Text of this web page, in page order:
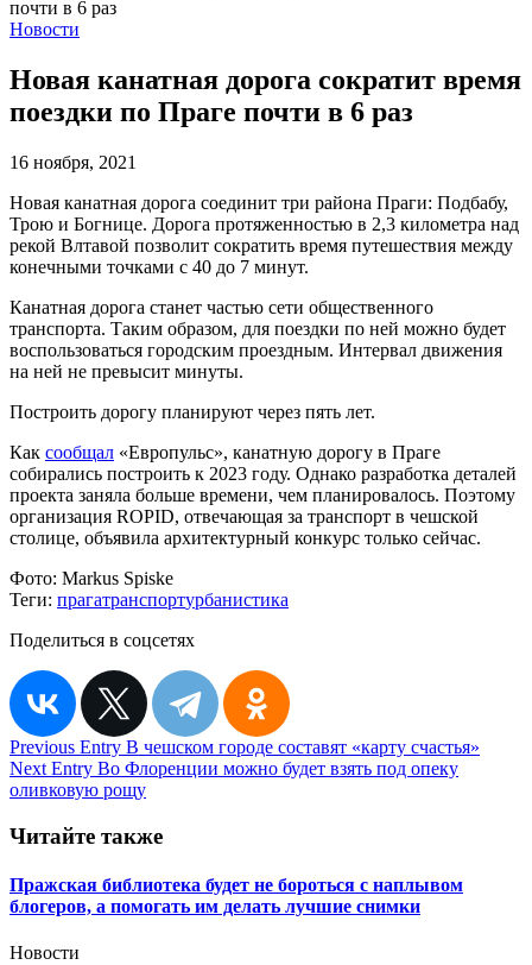
Новости
Новая канатная дорога сократит время
поездки по Праге почти в 6 раз
16 ноября, 2021
Новая канатная дорога соединит три района Праги: Подбабу,
Трою и Богнице. Дорога протяженностью в 2,3 километра над
рекой Влтавой позволит сократить время путешествия между
конечными точками с 40 до 7 минут.
Канатная дорога станет частью сети общественного
транспорта. Таким образом, для поездки по ней можно будет
воспользоваться городским проездным. Интервал движения
на ней не превысит минуты.
Построить дорогу планируют через пять лет.
Как сообщал «Европульс», канатную дорогу в Праге
собирались построить к 2023 году. Однако разработка деталей
проекта заняла больше времени, чем планировалось. Поэтому
организация ROPID, отвечающая за транспорт в чешской
столице, объявила архитектурный конкурс только сейчас.
Фото: Markus Spiske
Теги: прагатранспортурбанистика
Поделиться в соцсетях
Навигация
по
Previous Entry В чешском городе составят «карту счастья»
Next Entry Во Флоренции можно будет взять под опеку
оливковую рощу
Читайте также
Пражская библиотека будет не бороться с наплывом
блогеров, а помогать им делать лучшие снимки
Новости